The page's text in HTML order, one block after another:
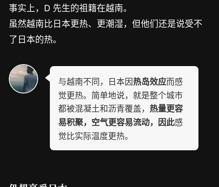
事实上，D 先生的祖籍在越南。
虽然越南比日本更热、更潮湿，但他们还是说受不
了日本的热。
与越南不同，日本因热岛效应而感
觉更热。简单地说，就是整个城市
都被混凝土和沥青覆盖， 热量更容
易积聚，空气更容易流动，因此感
觉比实际温度更热。